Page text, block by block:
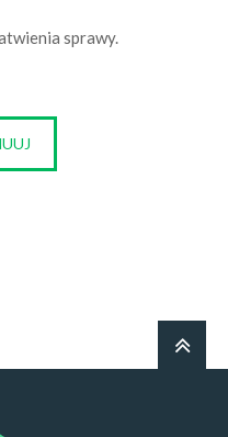
sprawy.